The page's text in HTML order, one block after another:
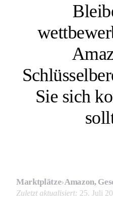
Sie sich
Marktplätze›Amazon,
Zuletzt aktualisiert: 25. Juli